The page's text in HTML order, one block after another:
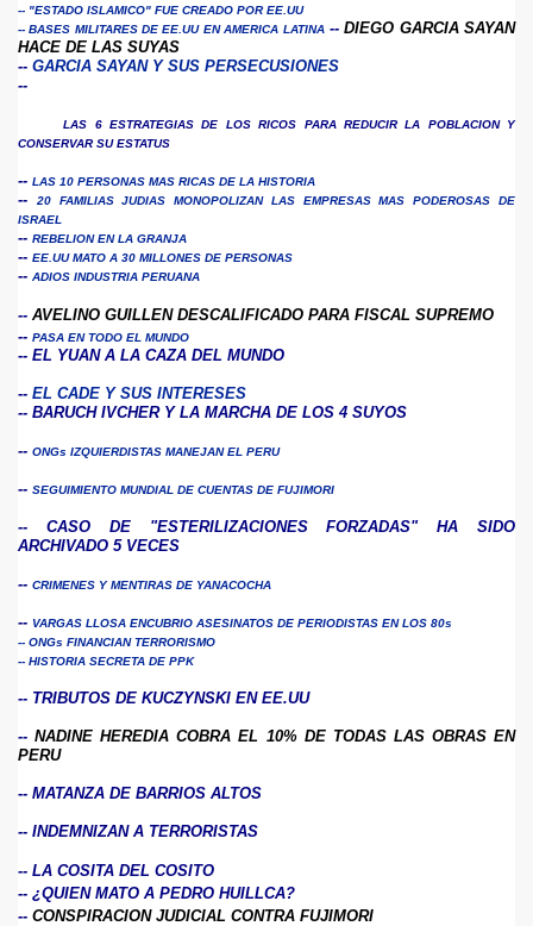
-- "ESTADO ISLAMICO" FUE CREADO POR EE.UU
--BASES MILITARES DE EE.UU EN AMERICA LATINA -- DIEGO GARCIA SAYAN
HACE DE LAS SUYAS
-- GARCIA SAYAN Y SUS PERSECUSIONES
--
LAS 6 ESTRATEGIAS DE LOS RICOS PARA REDUCIR LA POBLACION Y
CONSERVAR SU ESTATUS
-- LAS 10 PERSONAS MAS RICAS DE LA HISTORIA
--
20 FAMILIAS JUDIAS MONOPOLIZAN LAS EMPRESAS MAS PODEROSAS DE
ISRAEL
-- REBELION EN LA GRANJA
-- EE.UU MATO A 30 MILLONES DE PERSONAS
-- ADIOS INDUSTRIA PERUANA
-- AVELINO GUILLEN DESCALIFICADO PARA FISCAL SUPREMO
-- PASA EN TODO EL MUNDO
-- EL YUAN A LA CAZA DEL MUNDO
-- EL CADE Y SUS INTERESES
-- BARUCH IVCHER Y LA MARCHA DE LOS 4 SUYOS
-- ONGs IZQUIERDISTAS MANEJAN EL PERU
-- SEGUIMIENTO MUNDIAL DE CUENTAS DE FUJIMORI
-- CASO DE "ESTERILIZACIONES FORZADAS" HA SIDO
ARCHIVADO 5 VECES
-- CRIMENES Y MENTIRAS DE YANACOCHA
-- VARGAS LLOSA ENCUBRIO ASESINATOS DE PERIODISTAS EN LOS 80s
-- ONGs FINANCIAN TERRORISMO
-- HISTORIA SECRETA DE PPK
-- TRIBUTOS DE KUCZYNSKI EN EE.UU
-- NADINE HEREDIA COBRA EL 10% DE TODAS LAS OBRAS EN
PERU
-- MATANZA DE BARRIOS ALTOS
-- INDEMNIZAN A TERRORISTAS
-- LA COSITA DEL COSITO
-- ¿QUIEN MATO A PEDRO HUILLCA?
-- CONSPIRACION JUDICIAL CONTRA FUJIMORI